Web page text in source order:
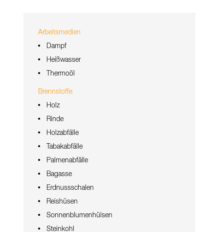
Arbeitsmedien
Dampf
Heißwasser
Thermoöl
Brennstoffe
Holz
Rinde
Holzabfälle
Tabakabfälle
Palmenabfälle
Bagasse
Erdnussschalen
Reishüsen
Sonnenblumenhülsen
Steinkohl